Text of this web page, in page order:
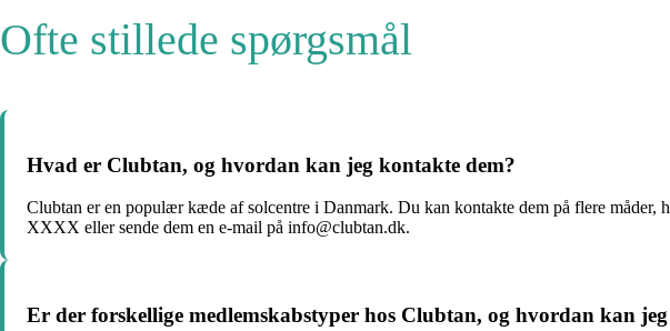
Ofte stillede spørgsmål
Hvad er Clubtan, og hvordan kan jeg kontakte dem?
Clubtan er en populær kæde af solcentre i Danmark. Du kan kontakte dem på flere måder,
XXXX eller sende dem en e-mail på info@clubtan.dk.
Er der forskellige medlemskabstyper hos Clubtan, og hvordan kan